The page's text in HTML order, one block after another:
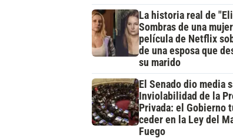
La historia real de
Sombras de una
película de Netflix
de una esposa que
su marido
El Senado dio media
Inviolabilidad de la
Privada: el Gobierno
ceder en la Ley del
Fuego